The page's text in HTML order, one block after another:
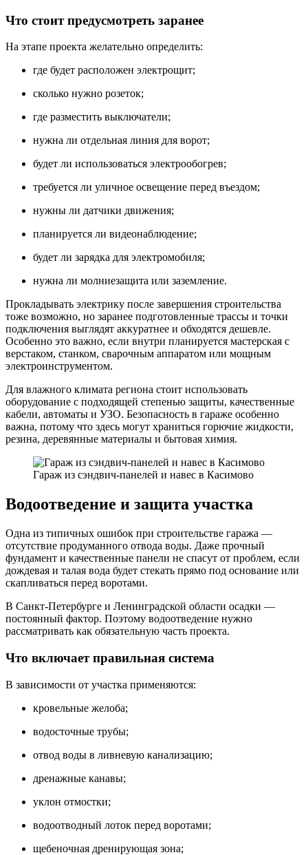
Что стоит предусмотреть заранее
На этапе проекта желательно определить:
где будет расположен электрощит;
сколько нужно розеток;
где разместить выключатели;
нужна ли отдельная линия для ворот;
будет ли использоваться электрообогрев;
требуется ли уличное освещение перед въездом;
нужны ли датчики движения;
планируется ли видеонаблюдение;
будет ли зарядка для электромобиля;
нужна ли молниезащита или заземление.
Прокладывать электрику после завершения строительства
тоже возможно, но заранее подготовленные трассы и точки
подключения выглядят аккуратнее и обходятся дешевле.
Особенно это важно, если внутри планируется мастерская с
верстаком, станком, сварочным аппаратом или мощным
электроинструментом.
Для влажного климата региона стоит использовать
оборудование с подходящей степенью защиты, качественные
кабели, автоматы и УЗО. Безопасность в гараже особенно
важна, потому что здесь могут храниться горючие жидкости,
резина, деревянные материалы и бытовая химия.
Гараж из сэндвич-панелей и навес в Касимово
Водоотведение и защита участка
Одна из типичных ошибок при строительстве гаража —
отсутствие продуманного отвода воды. Даже прочный
фундамент и качественные панели не спасут от проблем, если
дождевая и талая вода будет стекать прямо под основание или
скапливаться перед воротами.
В Санкт-Петербурге и Ленинградской области осадки —
постоянный фактор. Поэтому водоотведение нужно
рассматривать как обязательную часть проекта.
Что включает правильная система
В зависимости от участка применяются:
кровельные желоба;
водосточные трубы;
отвод воды в ливневую канализацию;
дренажные канавы;
уклон отмостки;
водоотводный лоток перед воротами;
щебеночная дренирующая зона;